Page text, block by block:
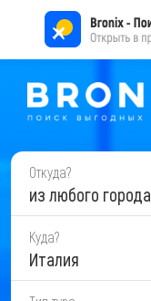
Откуда?
из любого города
Куда?
Италия